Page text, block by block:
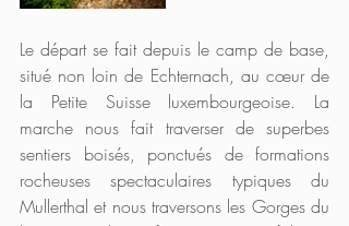
Le départ se fait depuis le camp de base,
situé non loin de Echternach, au cœur de
la Petite Suisse luxembourgeoise. La
marche nous fait traverser de superbes
sentiers boisés, ponctués de formations
rocheuses spectaculaires typiques du
Mullerthal et nous traversons les Gorges du